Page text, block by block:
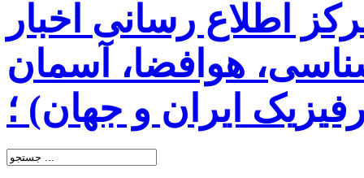
اطلاع رسانی اخبار
هوافضا، آسمان
ایران و جهان) ؛